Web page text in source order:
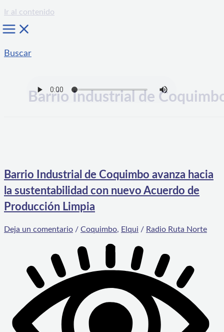
Ir al contenido
Buscar
Barrio Industrial de
Barrio Industrial de Coquimbo avanza hacia
la sustentabilidad con nuevo Acuerdo de
Producción Limpia
Deja un comentario / Coquimbo, Elqui / Radio Ruta Norte